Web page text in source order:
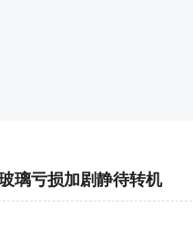
璃亏损加剧静待转机